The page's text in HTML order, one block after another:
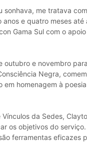
me tratava
e quatro meses até
Gama Sul com o
e novembro
Negra,
homenagem à
da Sedes,
os objetivos do
ferramentas eficazes